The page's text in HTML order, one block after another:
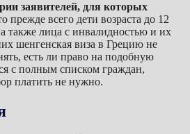
заявителей, для которых
прежде всего дети возраста до 12
также лица с инвалидностью и их
шенгенская виза в Грецию не
есть ли право на подобную
с полным списком граждан,
платить не нужно.